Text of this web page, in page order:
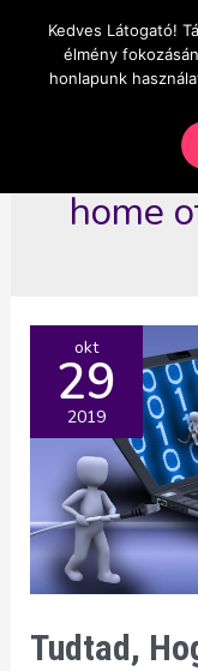
content
OnlineSeedsMan
Üzlet és szabadság
home
okt
29
2019
Tudtad,
Kedves Látogató!
élmény
honlapunk